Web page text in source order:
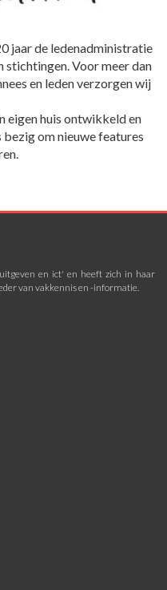
jaar de ledenadministratie
stichtingen. Voor meer dan
en leden verzorgen wij
eigen huis ontwikkeld en
om nieuwe features
en ict' en heeft zich in haar
van vakkennis en -informatie.